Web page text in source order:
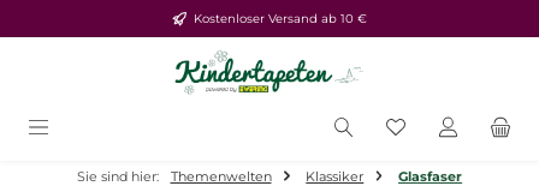
Zum Hauptinhalt springenKostenloser Versand ab 10 €
Du hast 0
Sie sind hier: Themenwelten Klassiker Glasfaser